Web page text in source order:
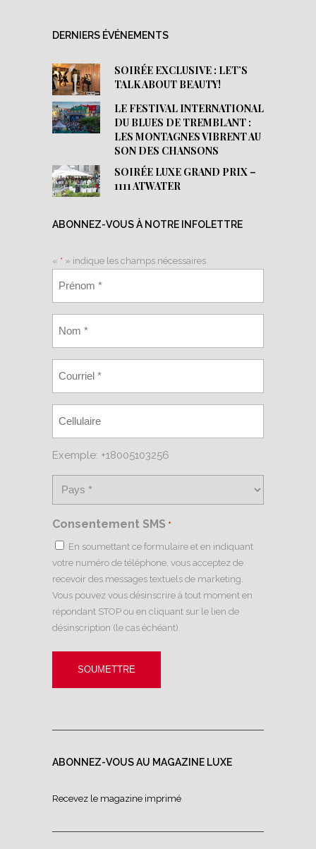
DERNIERS ÉVÉNEMENTS
SOIRÉE EXCLUSIVE : LET’S
TALK ABOUT BEAUTY!
LE FESTIVAL INTERNATIONAL
DU BLUES DE TREMBLANT :
LES MONTAGNES VIBRENT AU
SON DES CHANSONS
SOIRÉE LUXE GRAND PRIX –
1111 ATWATER
ABONNEZ-VOUS À NOTRE INFOLETTRE
« * » indique les champs nécessaires
Exemple: +18005103256
Consentement SMS *
En soumettant ce formulaire et en indiquant
votre numéro de téléphone, vous acceptez de
recevoir des messages textuels de marketing.
Vous pouvez vous désinscrire à tout moment en
répondant STOP ou en cliquant sur le lien de
désinscription (le cas échéant).
ABONNEZ-VOUS AU MAGAZINE LUXE
Recevez le magazine imprimé